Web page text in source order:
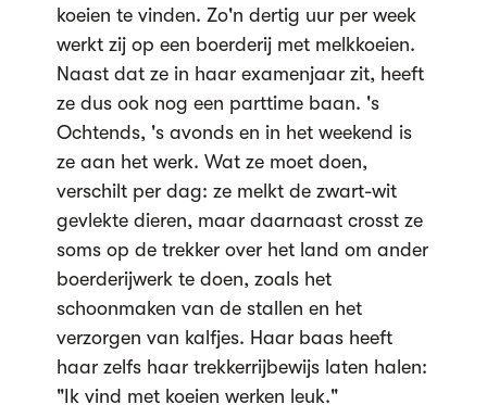
koeien te vinden. Zo'n dertig uur per week
werkt zij op een boerderij met melkkoeien.
Naast dat ze in haar examenjaar zit, heeft
ze dus ook nog een parttime baan. 's
Ochtends, 's avonds en in het weekend is
ze aan het werk. Wat ze moet doen,
verschilt per dag: ze melkt de zwart-wit
gevlekte dieren, maar daarnaast crosst ze
soms op de trekker over het land om ander
boerderijwerk te doen, zoals het
schoonmaken van de stallen en het
verzorgen van kalfjes. Haar baas heeft
haar zelfs haar trekkerrijbewijs laten halen:
"Ik vind met koeien werken leuk."